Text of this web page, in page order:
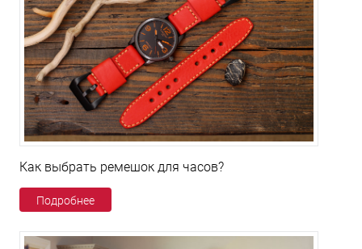
Как выбрать ремешок для часов?
Подробнее